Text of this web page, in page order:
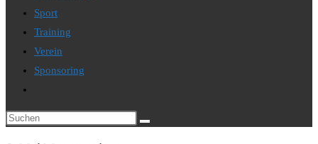
Sport
Training
Verein
Sponsoring
umschalten
Diese